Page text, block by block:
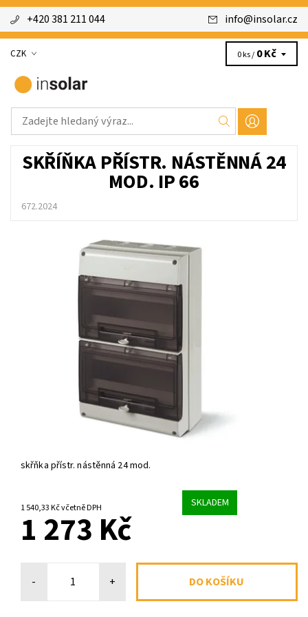
+420 381 211 044 info@insolar.cz
CZK 0 ks / 0 Kč
SKŘÍŇKA PŘÍSTR. NÁSTĚNNÁ 24
MOD. IP 66
672.2024
skřňka přístr. nástěnná 24 mod.
1 540,33 Kč včetně DPH SKLADEM
1 273 Kč
- +